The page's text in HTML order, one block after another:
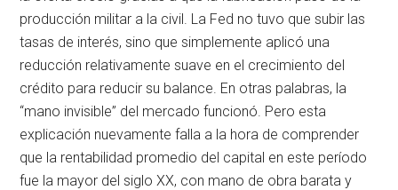
producción militar a la civil. La Fed no tuvo que subir las
tasas de interés, sino que simplemente aplicó una
reducción relativamente suave en el crecimiento del
crédito para reducir su balance. En otras palabras, la
“mano invisible” del mercado funcionó. Pero esta
explicación nuevamente falla a la hora de comprender
que la rentabilidad promedio del capital en este período
fue la mayor del siglo XX, con mano de obra barata y